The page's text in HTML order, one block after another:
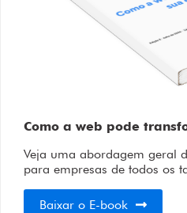
Como a web pode
Veja uma abordagem geral
para empresas de todos os
Baixar o E-book